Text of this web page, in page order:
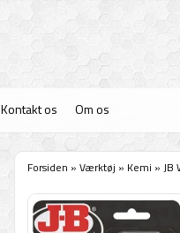
Kontakt os Om os
Forsiden » Værktøj » Kemi » JB